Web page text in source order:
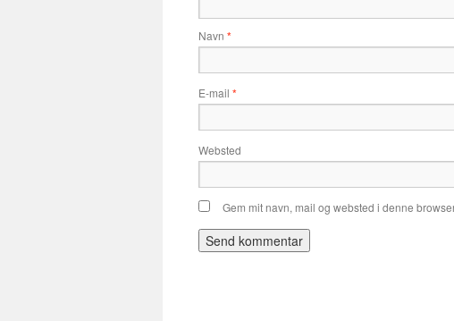
Navn *
E-mail *
Websted
Gem mit navn, mail og websted i denne